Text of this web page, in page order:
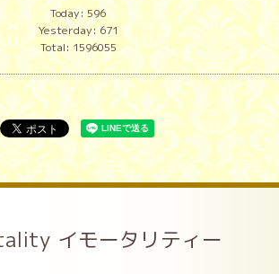
Today:596
Yesterday:671
Total:1596055
イモータリティー